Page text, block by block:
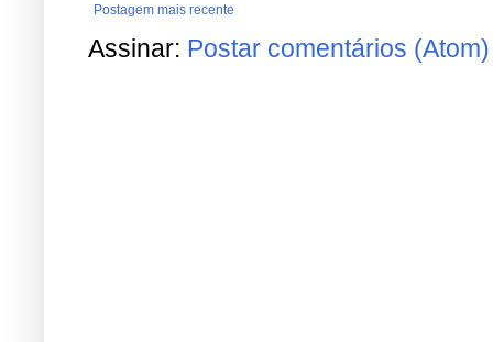
Postagem mais recente
Assinar: Postar comentários (Atom)